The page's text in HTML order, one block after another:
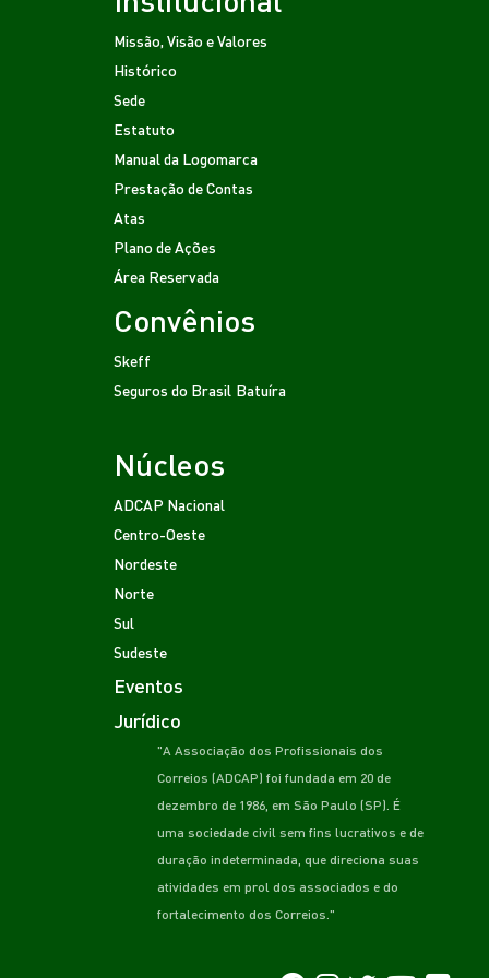
Missão, Visão e Valores
Histórico
Sede
Estatuto
Manual da Logomarca
Prestação de Contas
Atas
Plano de Ações
Área Reservada
Convênios
Skeff
Seguros do Brasil Batuíra
Núcleos
ADCAP Nacional
Centro-Oeste
Nordeste
Norte
Sul
Sudeste
Eventos
Jurídico
"A Associação dos Profissionais dos
Correios (ADCAP) foi fundada em 20 de
dezembro de 1986, em São Paulo (SP). É
uma sociedade civil sem fins lucrativos e de
duração indeterminada, que direciona suas
atividades em prol dos associados e do
fortalecimento dos Correios."